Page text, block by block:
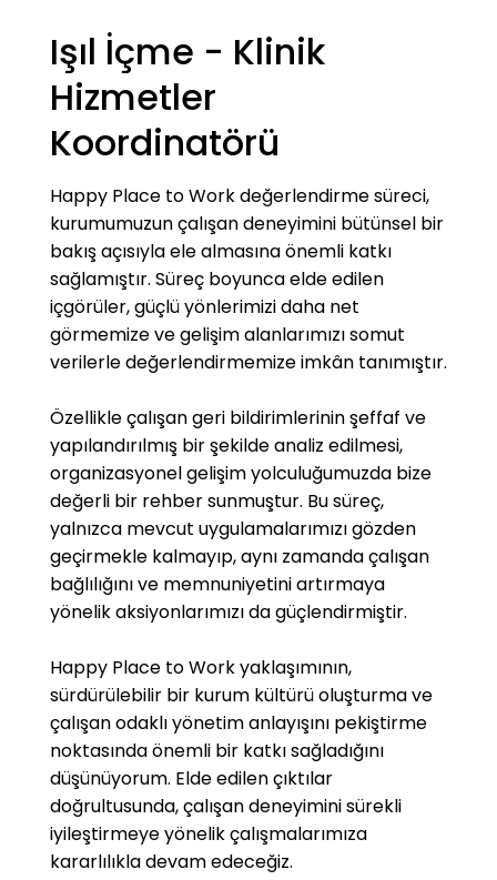
Işıl İçme - Klinik
Hizmetler
Koordinatörü
Happy Place to Work değerlendirme süreci,
kurumumuzun çalışan deneyimini bütünsel bir
bakış açısıyla ele almasına önemli katkı
sağlamıştır. Süreç boyunca elde edilen
içgörüler, güçlü yönlerimizi daha net
görmemize ve gelişim alanlarımızı somut
verilerle değerlendirmemize imkân tanımıştır.
Özellikle çalışan geri bildirimlerinin şeffaf ve
yapılandırılmış bir şekilde analiz edilmesi,
organizasyonel gelişim yolculuğumuzda bize
değerli bir rehber sunmuştur. Bu süreç,
yalnızca mevcut uygulamalarımızı gözden
geçirmekle kalmayıp, aynı zamanda çalışan
bağlılığını ve memnuniyetini artırmaya
yönelik aksiyonlarımızı da güçlendirmiştir.
Happy Place to Work yaklaşımının,
sürdürülebilir bir kurum kültürü oluşturma ve
çalışan odaklı yönetim anlayışını pekiştirme
noktasında önemli bir katkı sağladığını
düşünüyorum. Elde edilen çıktılar
doğrultusunda, çalışan deneyimini sürekli
iyileştirmeye yönelik çalışmalarımıza
kararlılıkla devam edeceğiz.